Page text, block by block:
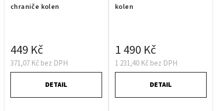
chraniče kolen
371,07 Kč bez DPH
449 Kč
DETAIL
kolen
1 231,40 Kč bez DPH
1 490 Kč
DETAIL